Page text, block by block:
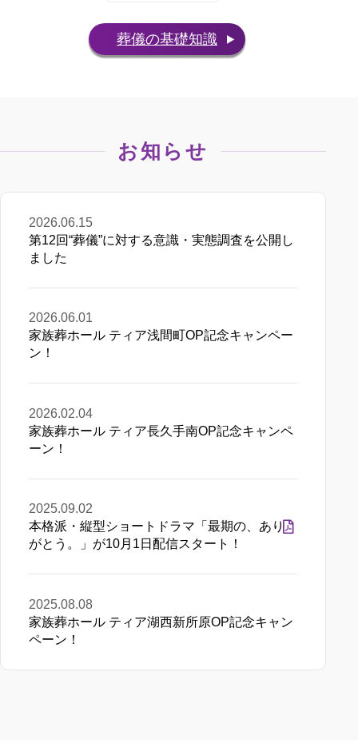
葬儀の基礎知識
お知らせ
2026.06.15
第12回“葬儀”に対する意識・実態調査を公開し
ました
2026.06.01
家族葬ホール ティア浅間町OP記念キャンペー
ン！
2026.02.04
家族葬ホール ティア長久手南OP記念キャンペ
ーン！
2025.09.02
本格派・縦型ショートドラマ「最期の、あり
がとう。」が10月1日配信スタート！
2025.08.08
家族葬ホール ティア湖西新所原OP記念キャン
ペーン！